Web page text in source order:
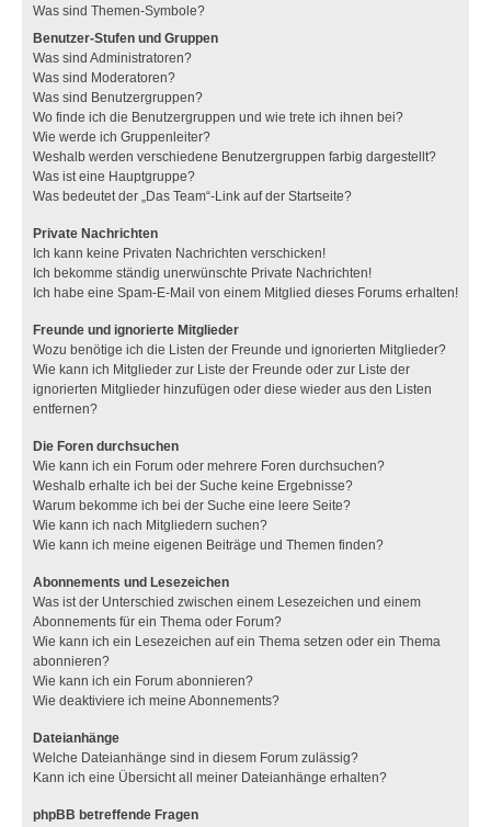
Was sind Themen-Symbole?
Benutzer-Stufen und Gruppen
Was sind Administratoren?
Was sind Moderatoren?
Was sind Benutzergruppen?
Wo finde ich die Benutzergruppen und wie trete ich ihnen bei?
Wie werde ich Gruppenleiter?
Weshalb werden verschiedene Benutzergruppen farbig dargestellt?
Was ist eine Hauptgruppe?
Was bedeutet der „Das Team“-Link auf der Startseite?
Private Nachrichten
Ich kann keine Privaten Nachrichten verschicken!
Ich bekomme ständig unerwünschte Private Nachrichten!
Ich habe eine Spam-E-Mail von einem Mitglied dieses Forums erhalten!
Freunde und ignorierte Mitglieder
Wozu benötige ich die Listen der Freunde und ignorierten Mitglieder?
Wie kann ich Mitglieder zur Liste der Freunde oder zur Liste der
ignorierten Mitglieder hinzufügen oder diese wieder aus den Listen
entfernen?
Die Foren durchsuchen
Wie kann ich ein Forum oder mehrere Foren durchsuchen?
Weshalb erhalte ich bei der Suche keine Ergebnisse?
Warum bekomme ich bei der Suche eine leere Seite?
Wie kann ich nach Mitgliedern suchen?
Wie kann ich meine eigenen Beiträge und Themen finden?
Abonnements und Lesezeichen
Was ist der Unterschied zwischen einem Lesezeichen und einem
Abonnements für ein Thema oder Forum?
Wie kann ich ein Lesezeichen auf ein Thema setzen oder ein Thema
abonnieren?
Wie kann ich ein Forum abonnieren?
Wie deaktiviere ich meine Abonnements?
Dateianhänge
Welche Dateianhänge sind in diesem Forum zulässig?
Kann ich eine Übersicht all meiner Dateianhänge erhalten?
phpBB betreffende Fragen